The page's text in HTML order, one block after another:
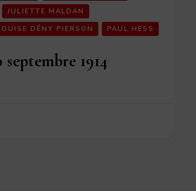
JULIETTE MALDAN
DÉNY PIERSON PAUL HESS
1914